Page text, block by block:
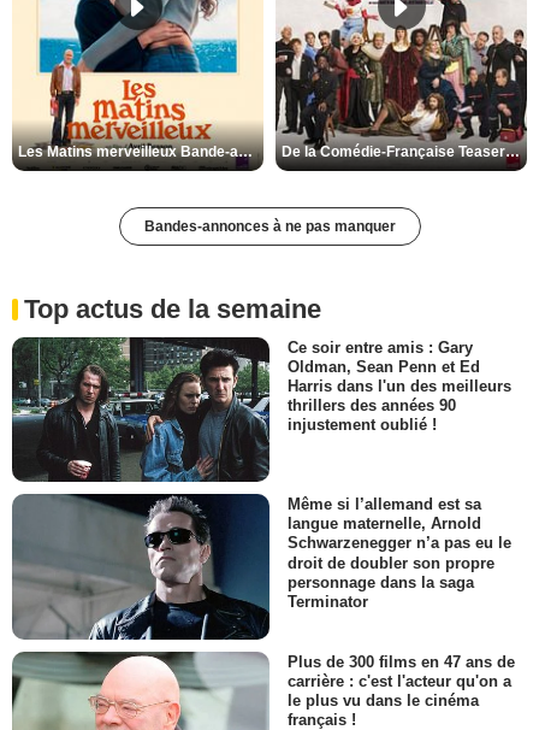
Les Matins merveilleux Bande-annonce VF De la Comédie-Française Teaser VF
Bandes-annonces à ne pas manquer
Top actus de la semaine
Ce soir entre amis : Gary
Oldman, Sean Penn et Ed
Harris dans l'un des meilleurs
thrillers des années 90
injustement oublié !
Même si l’allemand est sa
langue maternelle, Arnold
Schwarzenegger n’a pas eu le
droit de doubler son propre
personnage dans la saga
Terminator
Plus de 300 films en 47 ans de
carrière : c'est l'acteur qu'on a
le plus vu dans le cinéma
français !